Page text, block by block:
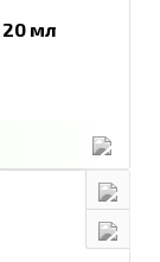
20 мл